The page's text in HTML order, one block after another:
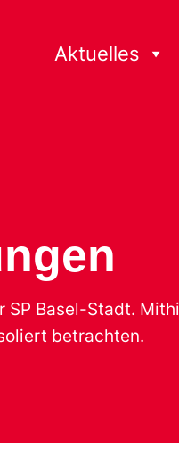
Aktuelles
SP Basel-Stadt.
betrachten.